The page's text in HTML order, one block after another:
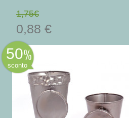
1,75€
0,88 €
50
sconto